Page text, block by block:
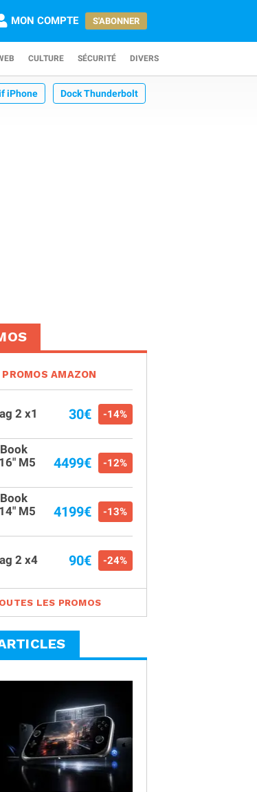
MON COMPTE S'ABONNER
CULTURE SÉCURITÉ DIVERS
iPhone Dock Thunderbolt
AMAZON
2 x1 30€ -14%
M5
4499€ -12%
M5
4199€ -13%
2 x4 90€ -24%
LES PROMOS